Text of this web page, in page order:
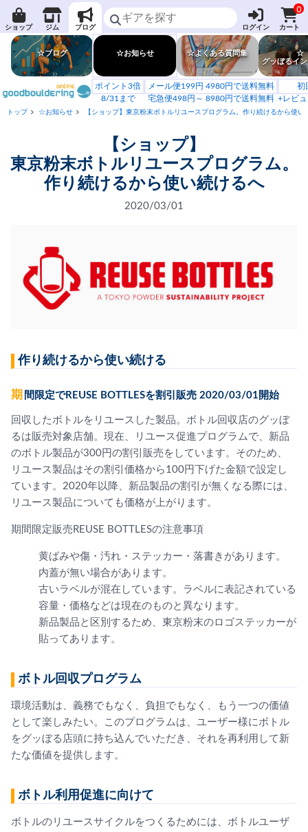
ショップ ジム ブログ ログイン
0
カート
☆ブログ ☆お知らせ ☆よくある質問集
☆
グッぼるイ
ポイント3倍
8/31まで
メール便199円 4980円で送料無料
宅急便498円～ 8980円で送料無料
初
+レビ
トップ ☆お知らせ 【ショップ】東京粉末ボトルリユースプログラム。作り続けるから使い
【ショップ】
東京粉末ボトルリユースプログラム。
作り続けるから使い続けるへ
2020/03/01
作り続けるから使い続ける
期間限定でREUSE BOTTLESを割引販売 2020/03/01開始
回収したボトルをリユースした製品。ボトル回収店のグッぼ
るは販売対象店舗。現在、リユース促進プログラムで、新品
のボトル製品が300円の割引販売をしています。そのため、
リユース製品はその割引価格から100円下げた金額で設定し
ています。2020年以降、新品製品の割引が無くなる際には、
リユース製品についても価格が上がります。
期間限定販売REUSE BOTTLESの注意事項
黄ばみや傷・汚れ・ステッカー・落書きがあります。
内蓋が無い場合があります。
古いラベルが混在しています。ラベルに表記されている
容量・価格などは現在のものと異なります。
新品製品と区別するため、東京粉末のロゴステッカーが
貼ってあります。
ボトル回収プログラム
環境活動は、義務でもなく、負担でもなく、もう一つの価値
として楽しみたい。このプログラムは、ユーザー様にボトル
をグッぼる店頭に持ち込んでいただき、それを再利用して新
たな価値を提供します。
ボトル利用促進に向けて
ボトルのリユースサイクルをつくるためには、ボトルユーザ